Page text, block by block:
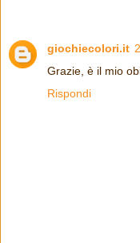
giochiecolori.it
Grazie, è il mio
Rispondi